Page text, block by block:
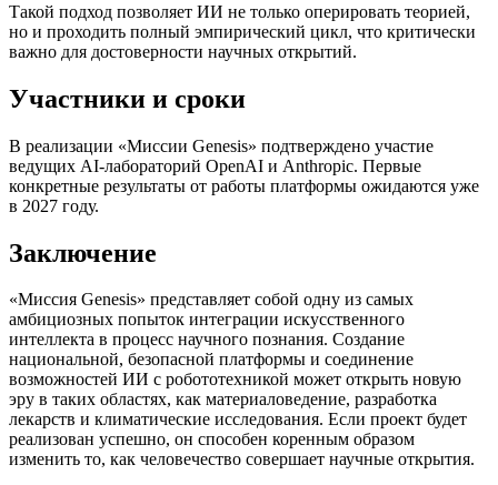
Такой подход позволяет ИИ не только оперировать теорией,
но и проходить полный эмпирический цикл, что критически
важно для достоверности научных открытий.
Участники и сроки
В реализации «Миссии Genesis» подтверждено участие
ведущих AI-лабораторий OpenAI и Anthropic. Первые
конкретные результаты от работы платформы ожидаются уже
в 2027 году.
Заключение
«Миссия Genesis» представляет собой одну из самых
амбициозных попыток интеграции искусственного
интеллекта в процесс научного познания. Создание
национальной, безопасной платформы и соединение
возможностей ИИ с робототехникой может открыть новую
эру в таких областях, как материаловедение, разработка
лекарств и климатические исследования. Если проект будет
реализован успешно, он способен коренным образом
изменить то, как человечество совершает научные открытия.